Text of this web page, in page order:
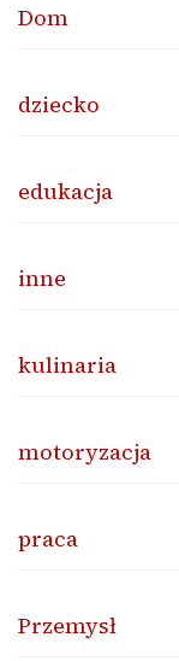
Dom
dziecko
edukacja
inne
kulinaria
motoryzacja
praca
Przemysł